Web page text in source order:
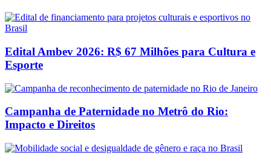
Edital Ambev 2026: R$ 67 Milhões para Cultura e
Esporte
Campanha de Paternidade no Metrô do Rio:
Impacto e Direitos